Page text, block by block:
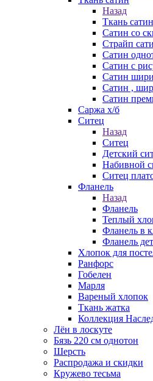
Назад
Ткань сатин
Сатин со
Страйп
Сатин
Сатин с
Сатин
Сатин ,
Сатин
Саржа х/б
Ситец
Назад
Ситец
Детский
Набивной
Ситец
Фланель
Назад
Фланель
Теплый
Фланель в
Фланель
Хлопок для
Ранфорс
Гобелен
Марля
Вареный хлопок
Ткань жатка
Коллекция
Лён в лоскуте
Бязь 220 см однотон
Шерсть
Распродажа и скидки
Кружево тесьма